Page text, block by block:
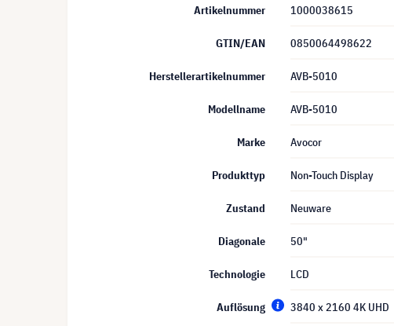
Artikelnummer 1000038615
GTIN/EAN 0850064498622
Herstellerartikelnummer AVB-5010
Modellname AVB-5010
Marke Avocor
Produkttyp Non-Touch Display
Zustand Neuware
Diagonale 50"
Technologie LCD
Auflösung 3840 x 2160 4K UHD